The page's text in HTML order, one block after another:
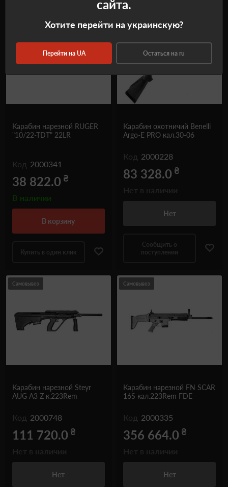
Карабин нарезной RUGER
"10/22-TDT" 22LR
Код 2000341
38 822.0 ₴
В наличии
в корзину
Купить в один клик
Самовывоз
Карабин охотничий Benelli
Argo-E PRO кал.30-06
Код 2000228
83 328.0 ₴
Нет
Сообщить о
поступлении
Самовывоз
Карабин нарезной Steyr
AUG A3 Z к.223Rem
Код 2000748
111 720.0 ₴
Нет
Самовывоз
Карабин нарезной FN SCAR
16S кал.223Rem FDE
Код 2000335
356 664.0 ₴
Нет
сайта.
Хотите перейти на украинскую?
Перейти на UA Остаться на ru